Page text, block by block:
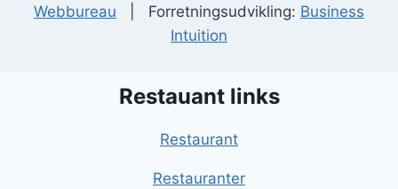
Webbureau | Forretningsudvikling: Business
Intuition
Restauant links
Restaurant
Restauranter